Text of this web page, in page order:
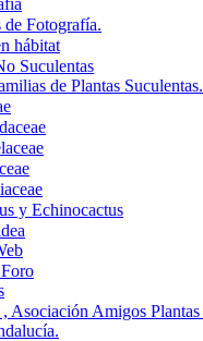
Fotografía.
hábitat
Suculentas
de Plantas Suculentas.
y Echinocactus
Amigos Plantas